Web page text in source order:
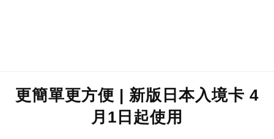
更簡單更方便 | 新版日本入境卡 4
月1日起使用